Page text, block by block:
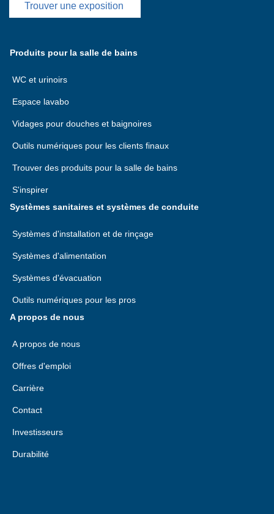
Trouver une exposition
Produits pour la salle de bains
WC et urinoirs
Espace lavabo
Vidages pour douches et baignoires
Outils numériques pour les clients finaux
Trouver des produits pour la salle de bains
S'inspirer
Systèmes sanitaires et systèmes de conduite
Systèmes d'installation et de rinçage
Systèmes d'alimentation
Systèmes d'évacuation
Outils numériques pour les pros
A propos de nous
A propos de nous
Offres d'emploi
Carrière
Contact
Investisseurs
Durabilité